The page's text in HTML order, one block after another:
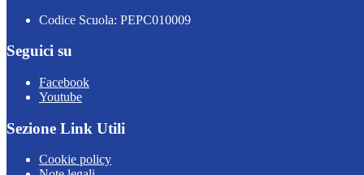
Codice Scuola: PEPC010009
Seguici su
Facebook
Youtube
Sezione Link Utili
Cookie policy